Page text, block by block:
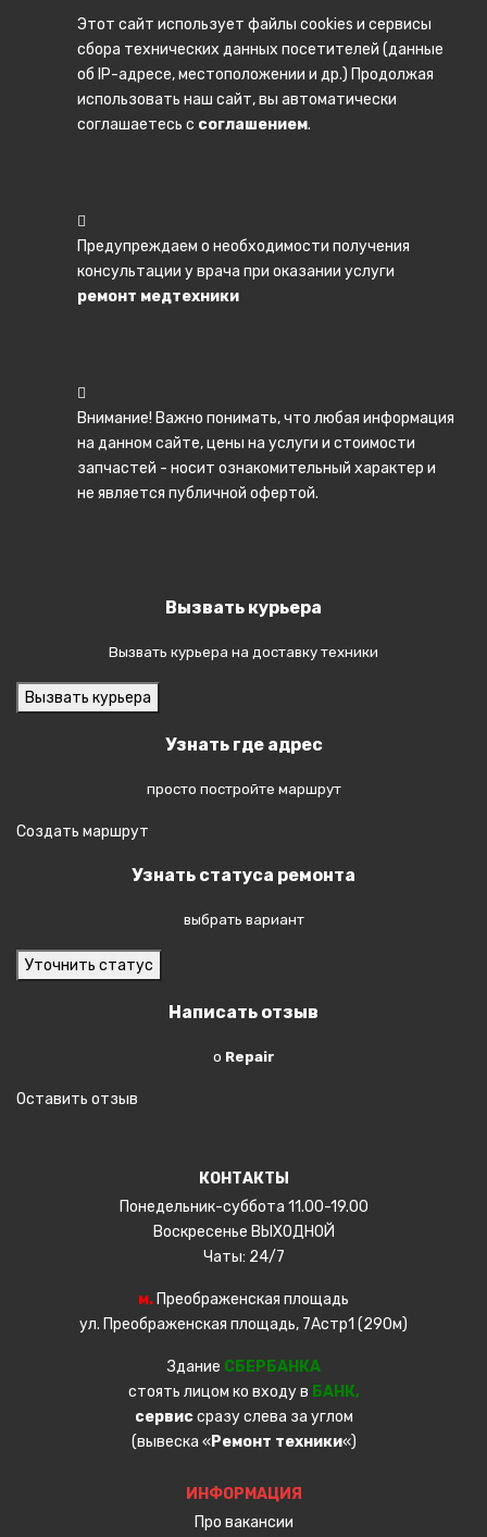
Наушники
Авто электроника
Авто видеорегистраторы
GPS навигаторы
Брелки автосигнализ.
Сотрудничество
Курьерская служба
Сервисные документы
О хранении техники
КОНТАКТЫ
Этот сайт использует файлы cookies и сервисы
сбора технических данных посетителей (данные
об IP-адресе, местоположении и др.) Продолжая
использовать наш сайт, вы автоматически
соглашаетесь с соглашением.
Предупреждаем о необходимости получения
консультации у врача при оказании услуги
ремонт медтехники
Внимание! Важно понимать, что любая информация
на данном сайте, цены на услуги и стоимости
запчастей - носит ознакомительный характер и
не является публичной офертой.
Вызвать курьера
Вызвать курьера на доставку техники
Вызвать курьера
Узнать где адрес
просто постройте маршрут
Создать маршрут
Узнать статуса ремонта
выбрать вариант
Уточнить статус
Написать отзыв
о Repair
Оставить отзыв
КОНТАКТЫ
Понедельник-суббота 11.00-19.00
Воскресенье ВЫХОДНОЙ
Чаты: 24/7
м.Преображенская площадь
ул. Преображенская площадь, 7Астр1 (290м)
Здание СБЕРБАНКА
стоять лицом ко входу в БАНК,
сервиссразу слева за углом
(вывеска «Ремонт техники«)
ИНФОРМАЦИЯ
Про вакансии